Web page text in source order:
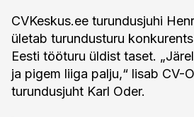
CVKeskus.ee turundusjuhi
ületab turundusturu
Eesti tööturu üldist taset.
ja pigem liiga palju,“ lisab CV-
turundusjuht Karl Oder.